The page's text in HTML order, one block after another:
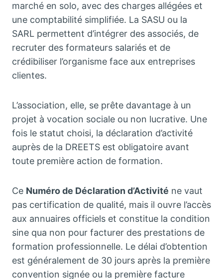
marché en solo, avec des charges allégées et
une comptabilité simplifiée. La SASU ou la
SARL permettent d’intégrer des associés, de
recruter des formateurs salariés et de
crédibiliser l’organisme face aux entreprises
clientes.
L’association, elle, se prête davantage à un
projet à vocation sociale ou non lucrative. Une
fois le statut choisi, la déclaration d’activité
auprès de la DREETS est obligatoire avant
toute première action de formation.
Ce Numéro de Déclaration d’Activité ne vaut
pas certification de qualité, mais il ouvre l’accès
aux annuaires officiels et constitue la condition
sine qua non pour facturer des prestations de
formation professionnelle. Le délai d’obtention
est généralement de 30 jours après la première
convention signée ou la première facture